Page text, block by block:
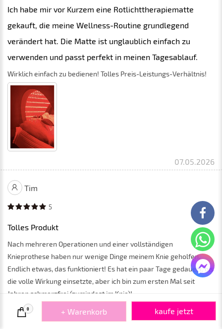
Ich habe mir vor Kurzem eine Rotlichttherapiematte
gekauft, die meine Wellness-Routine grundlegend
verändert hat. Die Matte ist unglaublich einfach zu
verwenden und passt perfekt in meinen Tagesablauf.
Wirklich einfach zu bedienen! Tolles Preis-Leistungs-Verhältnis!
07.05.2026
Tim
5
Tolles Produkt
Nach mehreren Operationen und einer vollständigen
Knieprothese haben nur wenige Dinge meinem Knie geholfen.
Endlich etwas, das funktioniert! Es hat ein paar Tage gedauert, bis
die volle Wirkung einsetzte, aber ich bin zum ersten Mal seit
Jahren schmerzfrei (zumindest im Knie)!
Sehr zu empfehlen! Ich habe sogar eins für meine Schwester
0 + Warenkorb kaufe jetzt